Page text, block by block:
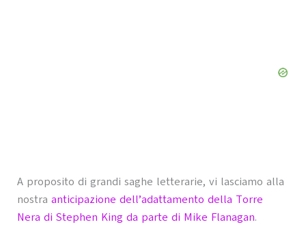
A proposito di grandi saghe letterarie, vi lasciamo alla
nostra anticipazione dell’adattamento della Torre
Nera di Stephen King da parte di Mike Flanagan.